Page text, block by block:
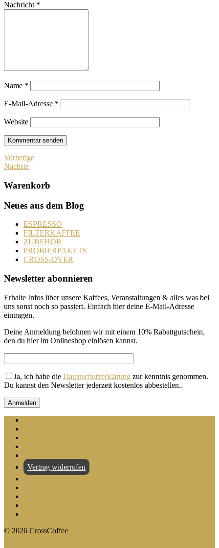
Nachricht *
Name *
E-Mail-Adresse *
Website
Vorherige
Nächste
Warenkorb
Neues aus dem Blog
ESPRESSO
FILTERKAFFEE
ZUBEHÖR
PROBIERPAKETE
CROSS-OVER
Newsletter abonnieren
Erhalte Infos über unsere Kaffees, Veranstaltungen & alles was bei
uns sonst noch so passiert. Einfach hier deine E-Mail-Adresse
eintragen.
Deine Anmeldung belohnen wir mit einem 10% Rabattgutschein,
den du hier im Onlineshop einlösen kannst.
Ja, ich habe die Datenschutzerklärung zur kenntnis genommen.
Du kannst den Newsletter jederzeit kostenlos abbestellen..
Vertrag widerrufen
© 2026 CrossCoffee